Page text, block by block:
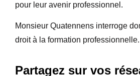
pour leur avenir professionnel.
Monsieur Quatennens interroge
droit à la formation professionnelle.
Partagez sur vos